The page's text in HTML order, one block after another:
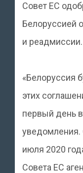
Совет ЕС
Белоруссией
и реадмиссии.
«Белоруссия
этих
первый день
уведомления.
июля 2020
Совета ЕС